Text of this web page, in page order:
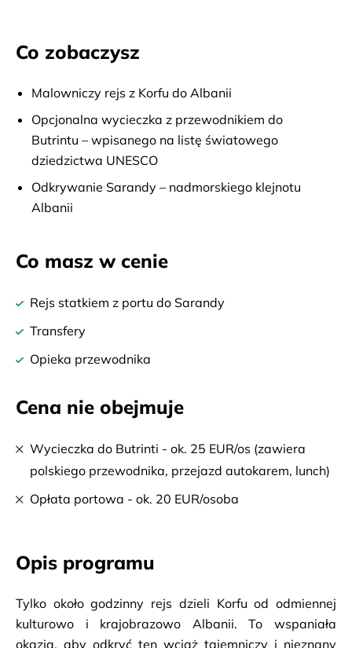
Co zobaczysz
Malowniczy rejs z Korfu do Albanii
Opcjonalna wycieczka z przewodnikiem do
Butrintu – wpisanego na listę światowego
dziedzictwa UNESCO
Odkrywanie Sarandy – nadmorskiego klejnotu
Albanii
Co masz w cenie
Rejs statkiem z portu do Sarandy
Transfery
Opieka przewodnika
Cena nie obejmuje
Wycieczka do Butrinti - ok. 25 EUR/os (zawiera
polskiego przewodnika, przejazd autokarem, lunch)
Opłata portowa - ok. 20 EUR/osoba
Opis programu
Tylko około godzinny rejs dzieli Korfu od odmiennej
kulturowo i krajobrazowo Albanii. To wspaniała
okazja, aby odkryć ten wciąż tajemniczy i nieznany